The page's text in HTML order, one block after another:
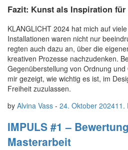
Fazit: Kunst als Inspiration für
KLANGLICHT 2024 hat mich auf
Installationen waren nicht nur
regten auch dazu an, über die
kreativen Prozesse nachzudenken.
Gegenüberstellung von Ordnung
mir gezeigt, wie wichtig es ist, im
Freiheit zuzulassen.
by Alvina Vass - 24. Oktober 202411.
IMPULS #1 –
Masterarbeit